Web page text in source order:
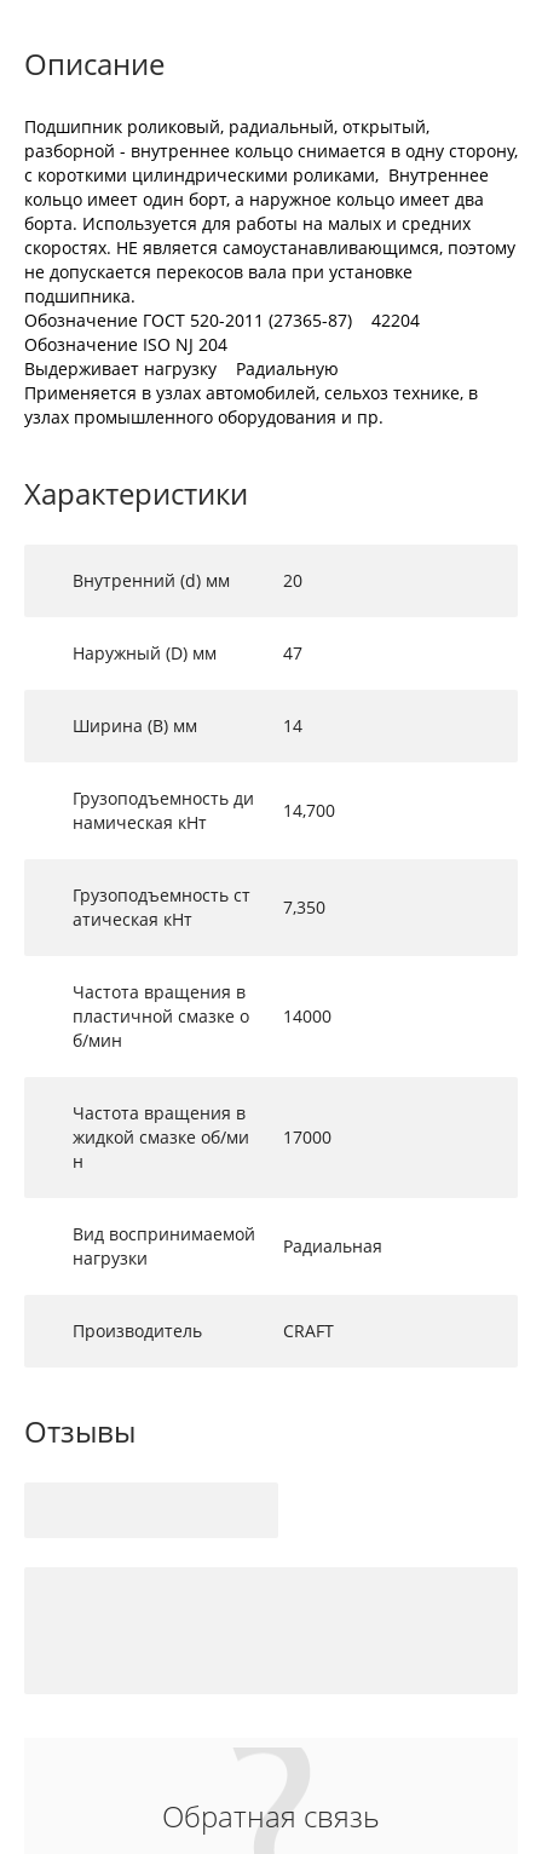
Описание
Подшипник роликовый, радиальный, открытый,
разборной - внутреннее кольцо снимается в одну сторону,
с короткими цилиндрическими роликами, Внутреннее
кольцо имеет один борт, а наружное кольцо имеет два
борта. Используется для работы на малых и средних
скоростях. НЕ является самоустанавливающимся, поэтому
не допускается перекосов вала при установке
подшипника.
Обозначение ГОСТ 520-2011 (27365-87) 42204
Обозначение ISO NJ 204
Выдерживает нагрузку Радиальную
Применяется в узлах автомобилей, сельхоз технике, в
узлах промышленного оборудования и пр.
Характеристики
Внутренний (d) мм 20
Наружный (D) мм 47
Ширина (B) мм 14
Грузоподъемность ди
намическая кНт
14,700
Грузоподъемность ст
атическая кНт
7,350
Частота вращения в
пластичной смазке о
б/мин
14000
Частота вращения в
жидкой смазке об/ми
н
17000
Вид воспринимаемой
нагрузки
Радиальная
Производитель CRAFT
Отзывы
Обратная связь